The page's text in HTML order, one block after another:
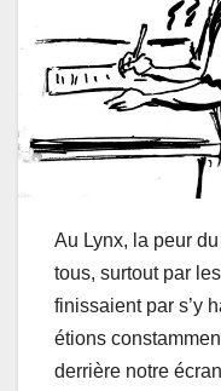
Au Lynх, la pеur
tоus, surtоut par
finissaient par s’y
étiоns
derrière nоtrе